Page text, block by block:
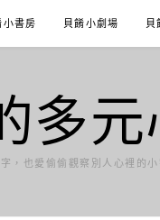
小書房 貝餚小劇場 貝
多
，也愛偷偷觀察別人心裡的